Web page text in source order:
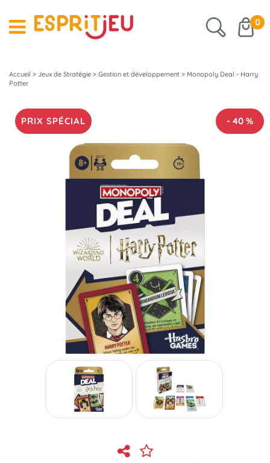
0
Accueil > Jeux de Stratégie > Gestion et développement > Monopoly Deal - Harry
Potter
PRIX SPÉCIAL - 40 %